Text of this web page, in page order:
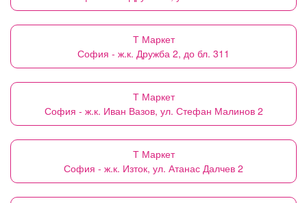
Т Маркет
София - ж.к. Дружба 2, до бл. 311
Т Маркет
София - ж.к. Иван Вазов, ул. Стефан Малинов 2
Т Маркет
София - ж.к. Изток, ул. Атанас Далчев 2